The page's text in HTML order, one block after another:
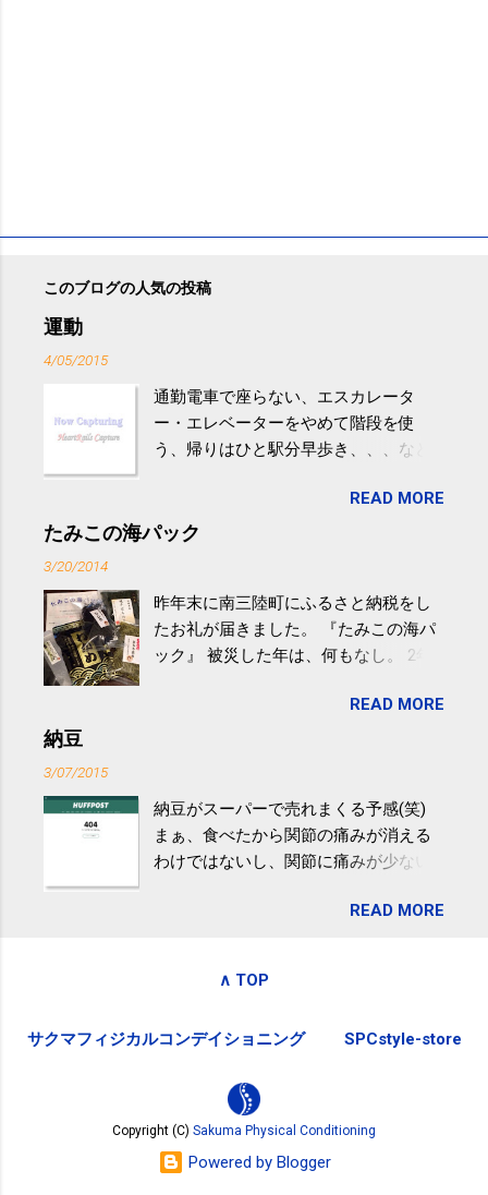
このブログの人気の投稿
運動
4/05/2015
通勤電車で座らない、エスカレータ
ー・エレベーターをやめて階段を使
う、帰りはひと駅分早歩き、、、など
やすい。 スポーツウェア・シューズで
するものだけが運動ではない。 食べ
けると改善する、との結果を筑波大の
研究チームが発表した。改善が期待で
きるのは、過度の飲酒が原因ではない
減らなくても効果があるという。 正田
波大「減量しなくても効果」 - ニュー
ス - アピタル（医療・健康）
READ MORE
たみこの海パック
3/20/2014
昨年末に南三陸町にふるさと納税をし
たお礼が届きました。 『たみこの海パ
ック』 被災した年は、何もなし。 2年
が『たみこの海パック』。 ボランティ
全く考えていなかったので、貰えると
少しづつ復興してる感が伝わってきて
嬉しいです。 あと、ふるさと納税が節
ですが、節税になるほど稼げていない
READ MORE
納豆
3/07/2015
納豆がスーパーで売れまくる予感(笑)
まぁ、食べたから関節の痛みが消える
わけではないし、関節に痛みが少ない
ど。。 「関節の老化」は、「コンドロ
歳をピークにして、体内で作られる量
代の半分、60代ではそのさらに半分に
起こさないためには、食生活で「コン
ドロイチン」を補うことが大切。そし
て「コンドロイチン」という成分は、
納豆をはじめとしたネバネバ&ヌルヌル
READ MORE
∧ TOP
サクマフィジカルコンデイショニング SPCstyle-store
Copyright (C) Sakuma Physical Conditioning
Powered by Blogger